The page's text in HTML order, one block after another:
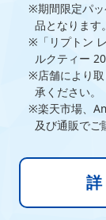
期間限定パ
品となります。
「リプトン
ルクティー
店舗により
承ください。
楽天市場、
及び通販でご